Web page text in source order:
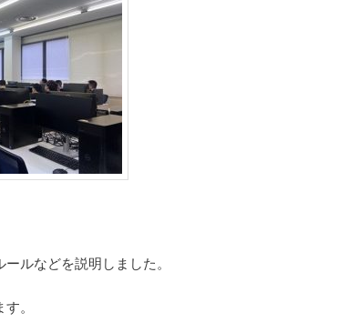
ルなどを説明しました。
。